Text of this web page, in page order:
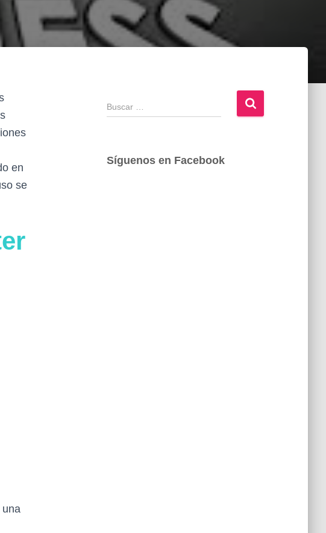
en
se
B
u
a
Síguenos en Facebook